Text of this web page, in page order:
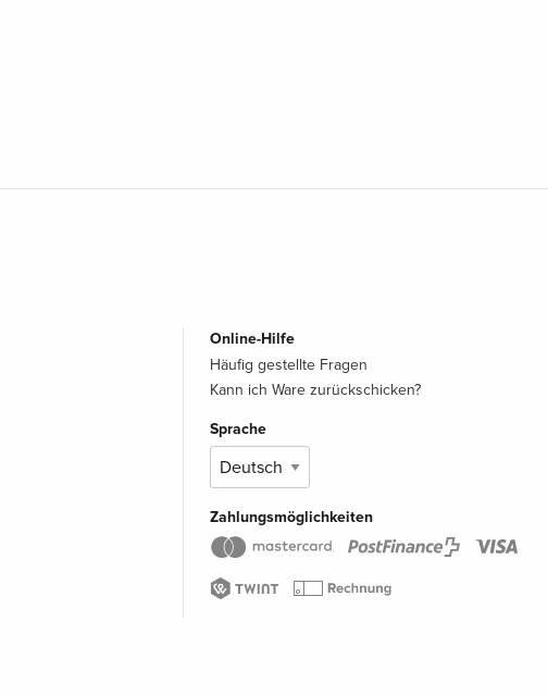
Online-Hilfe
Häufig gestellte Fragen
Kann ich Ware zurückschicken?
Sprache
Zahlungsmöglichkeiten